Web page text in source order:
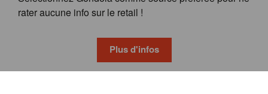
rater aucune info sur le retail !
Plus d'infos
FAQ
CONDITIONS GÉNÉRALES
PRIVACY & COOKIE POLICY
wieni